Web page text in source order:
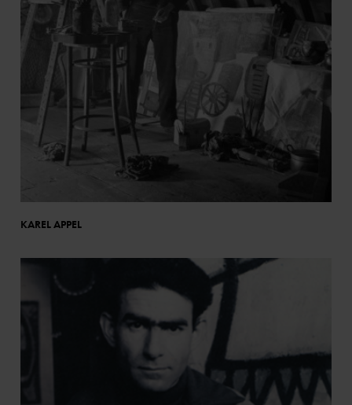
KAREL APPEL